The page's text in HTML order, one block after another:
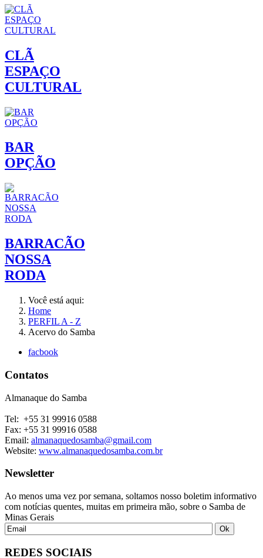
CLÃ
ESPAÇO
CULTURAL
BAR
OPÇÃO
BARRACÃO
NOSSA
RODA
Você está aqui:
Home
PERFIL A - Z
Acervo do Samba
facbook
Contatos
Almanaque do Samba
Tel: +55 31 99916 0588
Fax: +55 31 99916 0588
Email: almanaquedosamba@gmail.com
Website: www.almanaquedosamba.com.br
Newsletter
Ao menos uma vez por semana, soltamos nosso boletim informativo
com notícias quentes, muitas em primeira mão, sobre o Samba de
Minas Gerais
REDES SOCIAIS